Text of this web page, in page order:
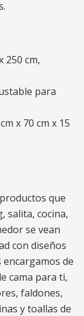
250 cm,
para
x 70 cm x 15
que
salita, cocina,
se vean
con diseños
encargamos de
cama para ti,
faldones,
y toallas de